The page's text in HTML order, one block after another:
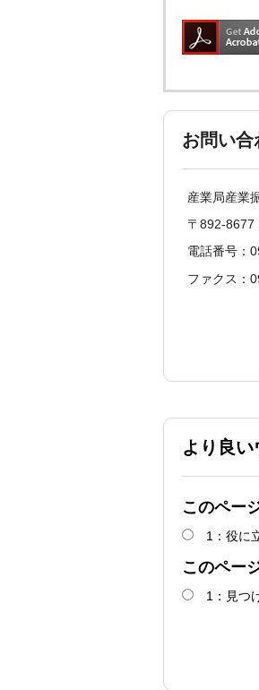
お問い合
産業局産業
〒892-8677
電話番号：
ファクス：
より良
このペー
1：役に
このペー
1：見つ